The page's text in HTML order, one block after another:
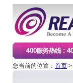
您当前的位置： 首页 >